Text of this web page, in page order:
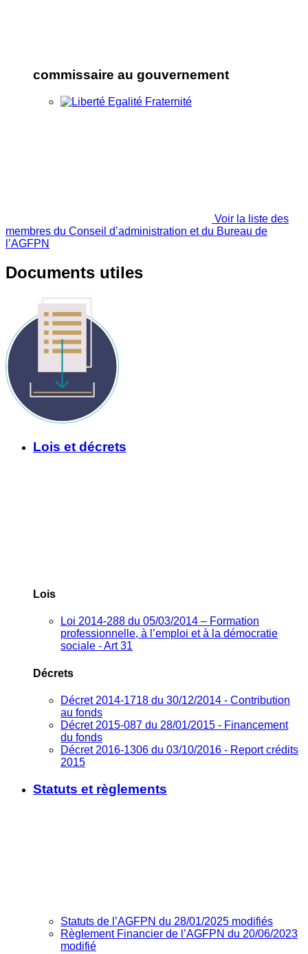
commissaire au gouvernement
Voir la liste des
membres du Conseil d’administration et du Bureau de
l’AGFPN
Documents utiles
Lois et décrets
Lois
Loi 2014-288 du 05/03/2014 – Formation
professionnelle, à l’emploi et à la démocratie
sociale - Art 31
Décrets
Décret 2014-1718 du 30/12/2014 - Contribution
au fonds
Décret 2015-087 du 28/01/2015 - Financement
du fonds
Décret 2016-1306 du 03/10/2016 - Report crédits
2015
Statuts et règlements
Statuts de l’AGFPN du 28/01/2025 modifiés
Règlement Financier de l’AGFPN du 20/06/2023
modifié